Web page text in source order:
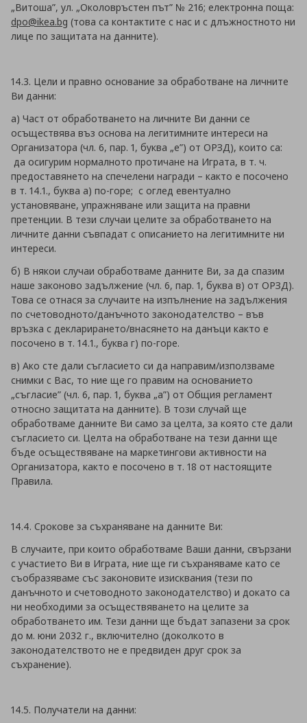
„Витоша”, ул. „Околовръстен път” № 216; електронна поща:
dpo@ikea.bg (това са контактите с нас и с длъжностното ни
лице по защитата на данните).
14.3. Цели и правно основание за обработване на личните
Ви данни:
а) Част от обработването на личните Ви данни се
осъществява въз основа на легитимните интереси на
Организатора (чл. 6, пар. 1, буква „е”) от ОРЗД), които са:
да осигурим нормалното протичане на Играта, в т. ч.
предоставянето на спечелени награди – както е посочено
в т. 14.1., буква а) по-горе; с оглед евентуално
установяване, упражняване или защита на правни
претенции. В тези случаи целите за обработването на
личните данни съвпадат с описанието на легитимните ни
интереси.
б) В някои случаи обработваме данните Ви, за да спазим
наше законово задължение (чл. 6, пар. 1, буква в) от ОРЗД).
Това се отнася за случаите на изпълнение на задължения
по счетоводното/данъчното законодателство – във
връзка с декларирането/внасянето на данъци както е
посочено в т. 14.1., буква г) по-горе.
в) Ако сте дали съгласието си да направим/използваме
снимки с Вас, то ние ще го правим на основанието
„съгласие” (чл. 6, пар. 1, буква „а”) от Общия регламент
относно защитата на данните). В този случай ще
обработваме данните Ви само за целта, за която сте дали
съгласието си. Целта на обработване на тези данни ще
бъде осъществяване на маркетингови активности на
Организатора, както е посочено в т. 18 от настоящите
Правила.
14.4. Срокове за съхраняване на данните Ви:
В случаите, при които обработваме Ваши данни, свързани
с участието Ви в Играта, ние ще ги съхраняваме като се
съобразяваме със законовите изисквания (тези по
данъчното и счетоводното законодателство) и докато са
ни необходими за осъществяването на целите за
обработването им. Тези данни ще бъдат запазени за срок
до м. юни 2032 г., включително (доколкото в
законодателството не е предвиден друг срок за
съхранение).
14.5. Получатели на данни: